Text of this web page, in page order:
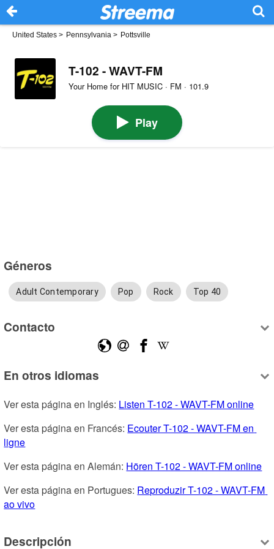
United States > Pennsylvania > Pottsville
T-102 - WAVT-FM
Your Home for HIT MUSIC · FM · 101.9
Play
Géneros
Adult Contemporary Pop Rock Top 40
Contacto
En otros idiomas
Ver esta página en Inglés: Listen T-102 - WAVT-FM online
Ver esta página en Francés: Ecouter T-102 - WAVT-FM en
ligne
Ver esta página en Alemán: Hören T-102 - WAVT-FM online
Ver esta página en Portugues: Reproduzir T-102 - WAVT-FM
ao vivo
Descripción